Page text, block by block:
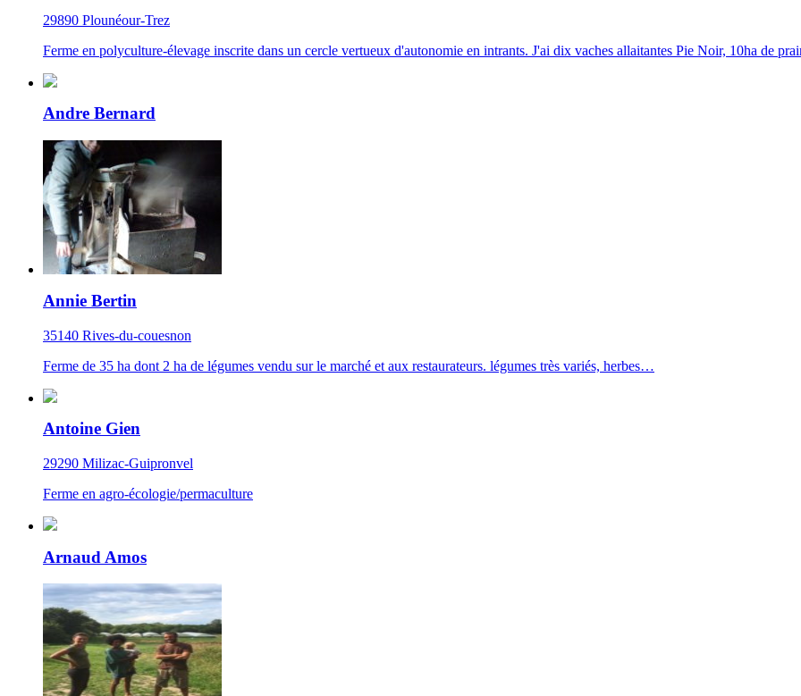
29890 Plounéour-Trez
Ferme en polyculture-élevage inscrite dans un cercle vertueux d'autonomie en intrants. J'ai dix vaches allaitantes Pie Noir, 10ha de
Andre Bernard
Annie Bertin
35140 Rives-du-couesnon
Ferme de 35 ha dont 2 ha de légumes vendu sur le marché et aux restaurateurs. légumes très variés, herbes…
Antoine Gien
29290 Milizac-Guipronvel
Ferme en agro-écologie/permaculture
Arnaud Amos